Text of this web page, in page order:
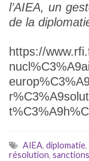
l’AIEA, un
de la
https://
AIEA, diplomatie,
résolution, sanctions